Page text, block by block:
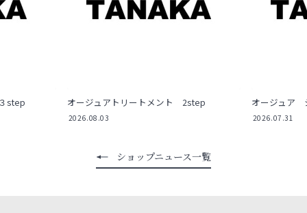
step オージュアトリートメント 2step
2026.08.03
オージュア
2026.07.31
ショップニュース一覧